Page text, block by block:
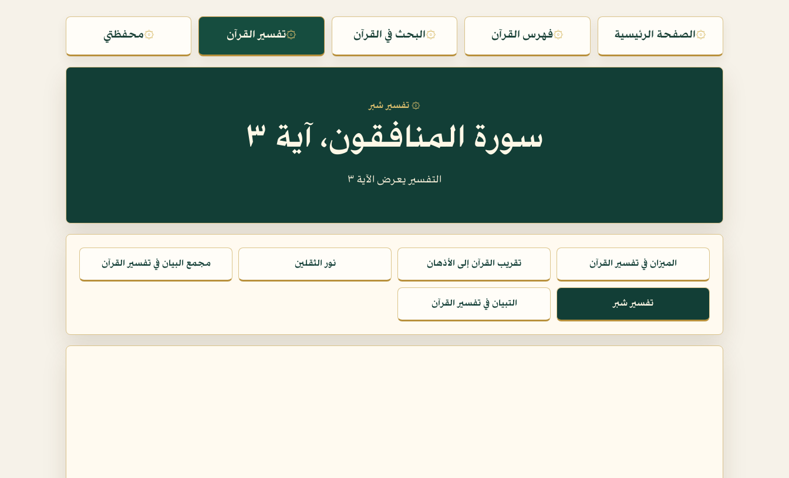
۞الصفحة الرئيسية ۞فهرس القرآن ۞البحث في القرآن ۞تفسير القرآن ۞محفظتي
۞ تفسير شبر
سورة المنافقون، آية ٣
التفسير يعرض الآية ٣
الميزان في تفسير القرآن تقريب القرآن إلى الأذهان نور الثقلين مجمع البيان في تفسير القرآن
تفسير شبر التبيان في تفسير القرآن